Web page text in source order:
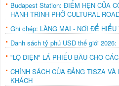
Budapest Station: ĐIỂM HẸN CỦA
HÀNH TRÌNH PHỞ CULTURAL
Ghi chép: LÀNG MAI - NƠI ĐỂ HIỂU
Danh sách tỷ phú USD thế giới
"LỘ DIỆN" LÁ PHIẾU BẦU CHO
CHÍNH SÁCH CỦA ĐẢNG TISZA
KHÁCH